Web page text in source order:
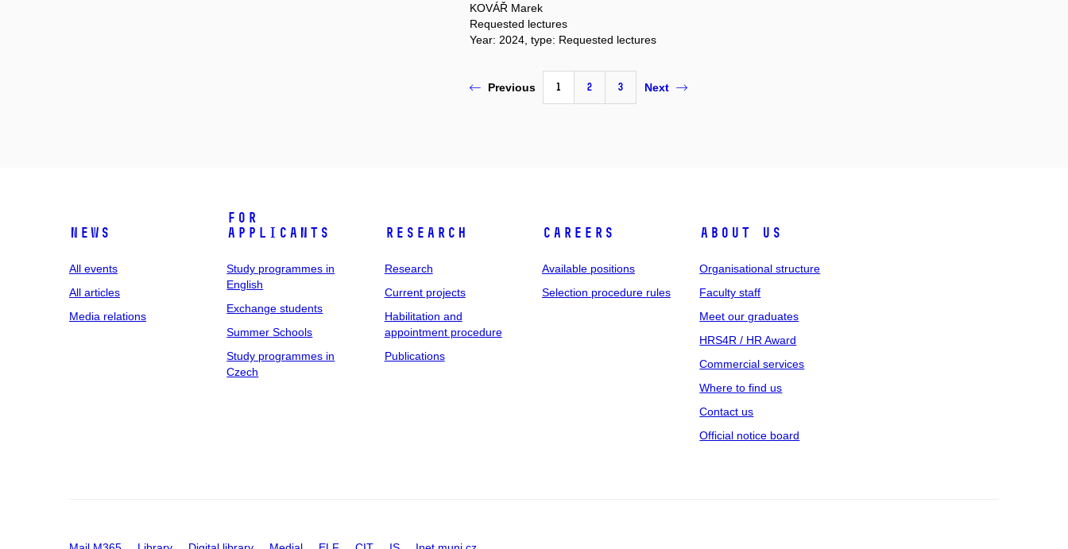
KOVÁŘ Marek
Requested lectures
Year: 2024, type: Requested lectures
Previous 1 2 3 Next
News
All events
All articles
Media relations
For
applicants
Study programmes in
English
Exchange students
Summer Schools
Study programmes in
Czech
Research
Research
Current projects
Habilitation and
appointment procedure
Publications
Careers
Available positions
Selection procedure rules
About us
Organisational structure
Faculty staff
Meet our graduates
HRS4R / HR Award
Commercial services
Where to find us
Contact us
Official notice board